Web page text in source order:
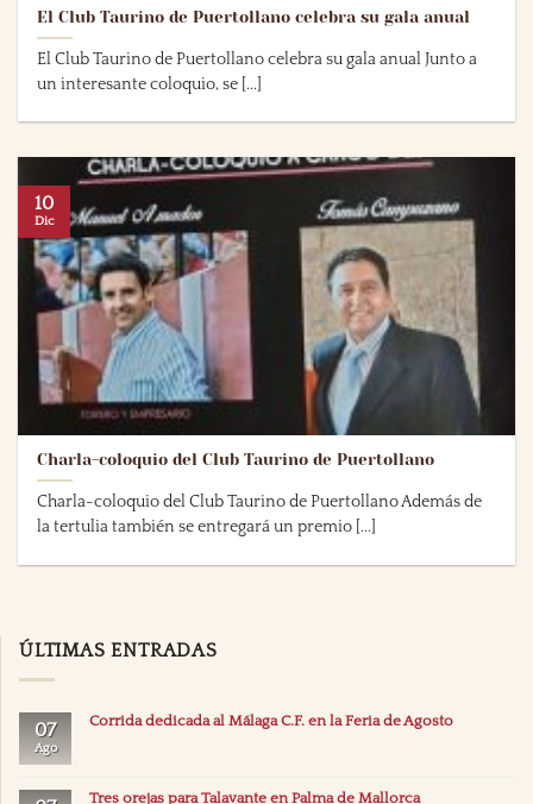
El Club Taurino de Puertollano celebra su gala anual
El Club Taurino de Puertollano celebra su gala anual Junto a
un interesante coloquio, se [...]
Charla-coloquio del Club Taurino de Puertollano
Charla-coloquio del Club Taurino de Puertollano Además de
la tertulia también se entregará un premio [...]
10
Dic
ÚLTIMAS ENTRADAS
07
Ago
Corrida dedicada al Málaga C.F. en la Feria de Agosto
Tres orejas para Talavante en Palma de Mallorca